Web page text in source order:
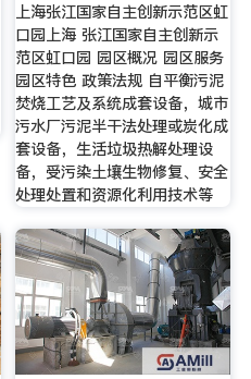
上海张江国家自主创新示范区虹
口园上海 张江国家自主创新示
范区虹口园 园区概况 园区服务
园区特色 政策法规 自平衡污泥
焚烧工艺及系统成套设备，城市
污水厂污泥半干法处理或炭化成
套设备，生活垃圾热解处理设
备，受污染土壤生物修复、安全
处理处置和资源化利用技术等